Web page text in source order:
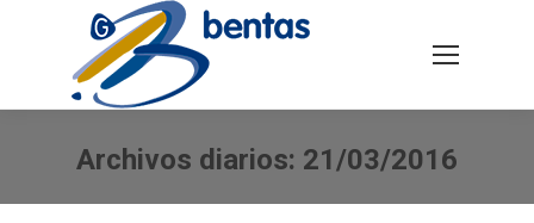
Buscar:
Archivos diarios: 21/03/2016